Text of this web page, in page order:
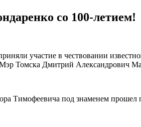
со 100-летием!
участие в чествовании
Томска Дмитрий Александрович
Тимофеевича под знаменем прошел